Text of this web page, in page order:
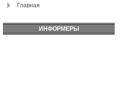
Главная
ИНФОРМЕРЫ